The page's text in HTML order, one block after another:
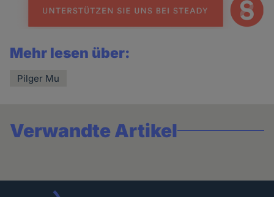
Mehr lesen über:
Pilger Mu
Verwandte Artikel